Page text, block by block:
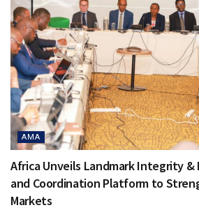
AMA
Africa Unveils Landmark Integrity &
and Coordination Platform to
Markets